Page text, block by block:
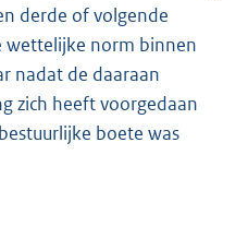
derde of volgende
wettelijke norm binnen
nadat de daaraan
zich heeft voorgedaan
boete was